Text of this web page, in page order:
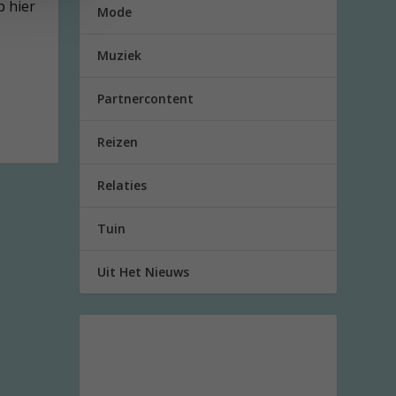
hier
Mode
Muziek
Partnercontent
Reizen
Relaties
Tuin
Uit Het Nieuws